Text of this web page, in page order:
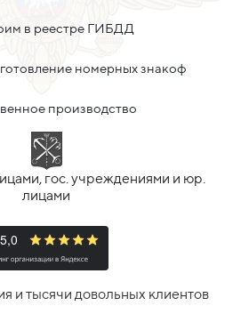
в реестре ГИБДД
номерных знакоф
производство
гос. учреждениями и юр.
лицами
и тысячи довольных клиентов